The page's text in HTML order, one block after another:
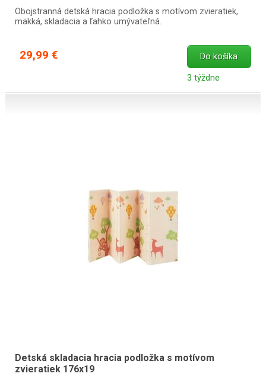
Obojstranná detská hracia podložka s motívom zvieratiek,
mäkká, skladacia a ľahko umývateľná.
29,99 € Do košíka
3 týždne
Detská skladacia hracia podložka s motívom
zvieratiek 176x19